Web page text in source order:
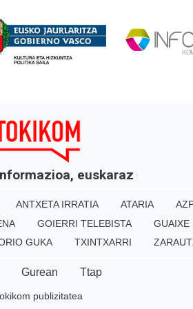
euskaraz
ANTXETA IRRATIA ATARIA
GOIERRI TELEBISTA
GUAIXE
GUKA TXINTXARRI
Gurean Ttap
publizitatea